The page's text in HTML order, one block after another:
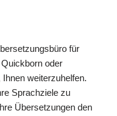
für
oder
weiterzuhelfen.
Sprachziele zu
Übersetzungen den